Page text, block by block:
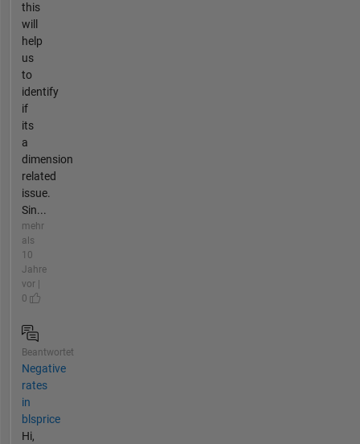
this
will
help
us
to
identify
if
its
a
dimension
related
issue.
Sin...
mehr
als
10
Jahre
vor |
0
Beantwortet
Negative
rates
in
blsprice
Hi,